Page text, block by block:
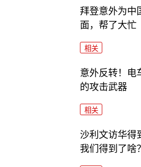
拜登意外为中
面，帮了大忙
相关
意外反转！电
的攻击武器
相关
沙利文访华得
我们得到了啥？